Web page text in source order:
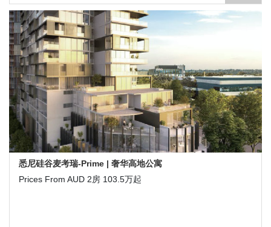
悉尼硅谷麦考瑞-Prime | 奢华高地公寓
Prices From AUD 2房 103.5万起